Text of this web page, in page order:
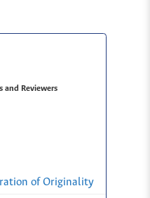
and Reviewers
of Originality